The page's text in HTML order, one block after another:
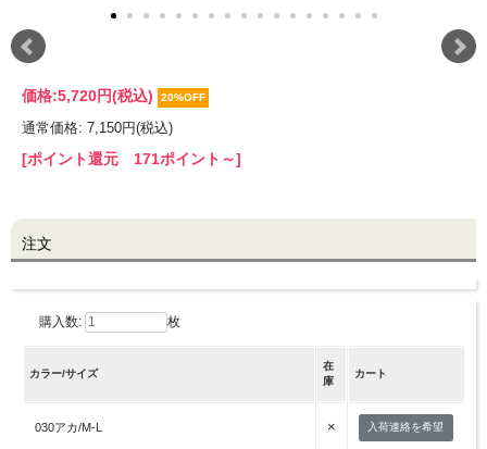
LINE@お友だち登録で
10%OFFクーポンプレゼント中!
価格:5,720円(税込) 20%OFF
通常価格: 7,150円(税込)
[ポイント還元 171ポイント～]
注文
購入数: 枚
カラー/サイズ
在
庫
カート
030アカ/M-L × 入荷連絡を希望